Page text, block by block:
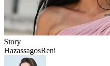
Story
HazassagosReni